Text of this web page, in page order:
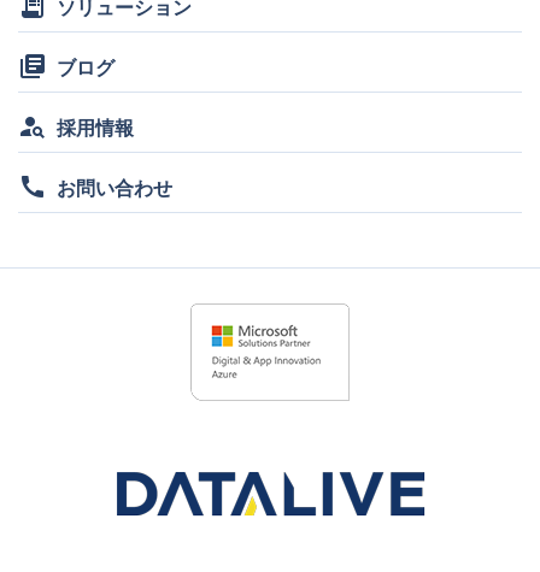
receipt_long ソリューション
library_books ブログ
person_search 採用情報
call お問い合わせ